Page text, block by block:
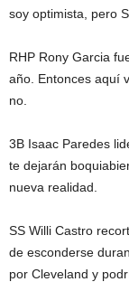
soy optimista, pero
RHP Rony Garcia
año. Entonces aquí
no.
3B Isaac Paredes
te dejarán
nueva realidad.
SS Willi Castro
de esconderse
por Cleveland y